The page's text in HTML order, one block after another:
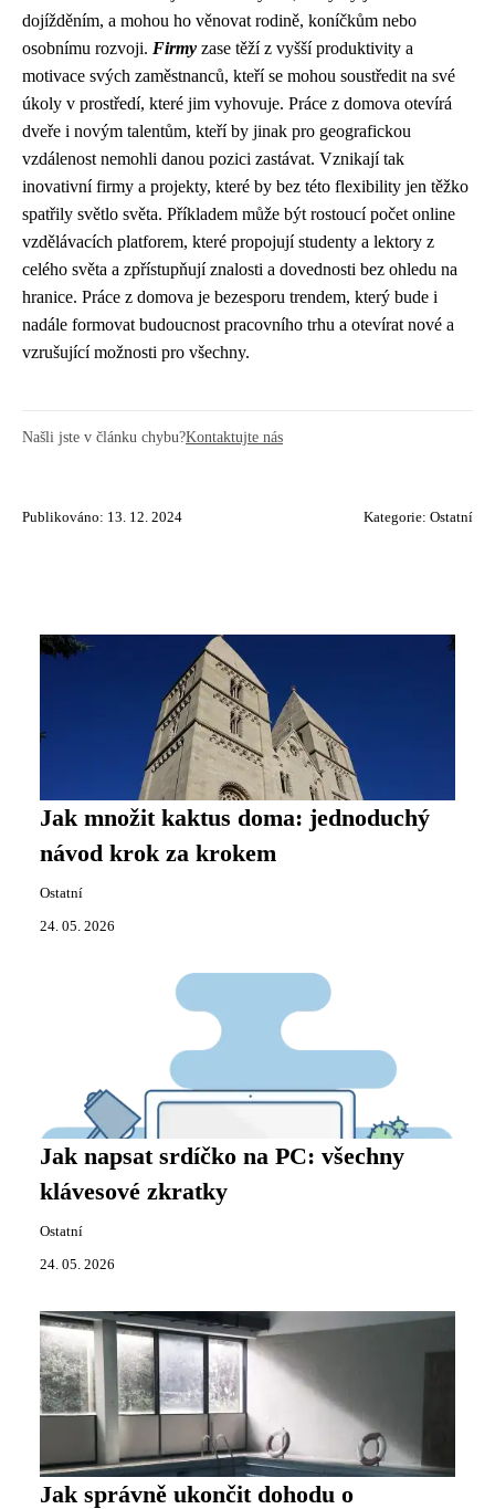
dojížděním, a mohou ho věnovat rodině, koníčkům nebo
osobnímu rozvoji. Firmy zase těží z vyšší produktivity a
motivace svých zaměstnanců, kteří se mohou soustředit na své
úkoly v prostředí, které jim vyhovuje. Práce z domova otevírá
dveře i novým talentům, kteří by jinak pro geografickou
vzdálenost nemohli danou pozici zastávat. Vznikají tak
inovativní firmy a projekty, které by bez této flexibility jen těžko
spatřily světlo světa. Příkladem může být rostoucí počet online
vzdělávacích platforem, které propojují studenty a lektory z
celého světa a zpřístupňují znalosti a dovednosti bez ohledu na
hranice. Práce z domova je bezesporu trendem, který bude i
nadále formovat budoucnost pracovního trhu a otevírat nové a
vzrušující možnosti pro všechny.
Našli jste v článku chybu?Kontaktujte nás
Publikováno: 13. 12. 2024 Kategorie: Ostatní
Jak množit kaktus doma: jednoduchý
návod krok za krokem
Ostatní
24. 05. 2026
Jak napsat srdíčko na PC: všechny
klávesové zkratky
Ostatní
24. 05. 2026
Jak správně ukončit dohodu o